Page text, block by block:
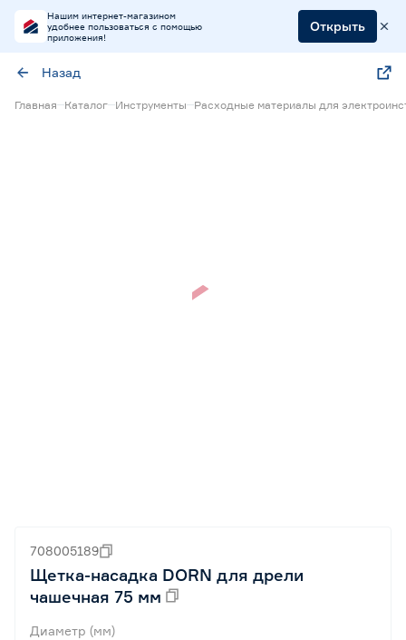
Нашим интернет-магазином
удобнее пользоваться с помощью
приложения!
Открыть
Назад
Главная Каталог Инструменты Расходные материалы для
708005189
Щетка-насадка DORN для дрели
чашечная 75 мм
Диаметр (мм)